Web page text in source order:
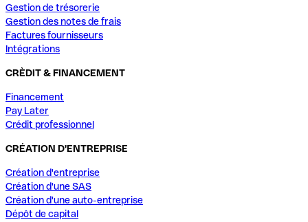
Gestion de trésorerie
Gestion des notes de frais
Factures fournisseurs
Intégrations
CRÈDIT & FINANCEMENT
Financement
Pay Later
Crédit professionnel
CRÉATION D'ENTREPRISE
Création d'entreprise
Création d'une SAS
Création d'une auto-entreprise
Dépôt de capital